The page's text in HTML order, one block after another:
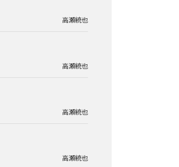
高瀬統也
高瀬統也
高瀬統也
高瀬統也